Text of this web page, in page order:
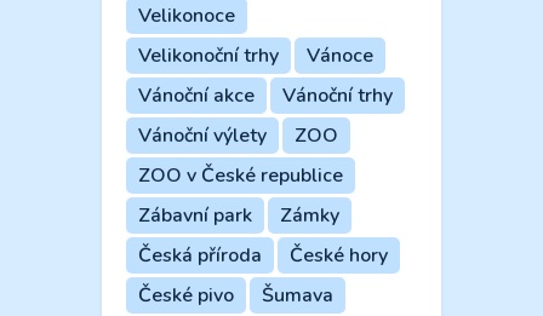
Velikonoce
Velikonoční trhy
Vánoce
Vánoční akce
Vánoční trhy
Vánoční výlety
ZOO
ZOO v České republice
Zábavní park
Zámky
Česká příroda
České hory
České pivo
Šumava